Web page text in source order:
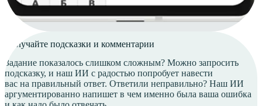
Получайте подсказки и комментарии
Задание показалось слишком сложным? Можно запросить
подсказку, и наш ИИ с радостью попробует навести
вас на правильный ответ. Ответили неправильно? Наш ИИ
аргументированно напишет в чем именно была ваша ошибка